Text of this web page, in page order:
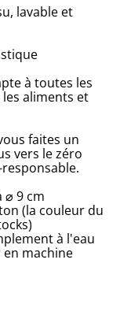
lavable et
à toutes les
aliments et
faites un
vers le zéro
⌀ 9 cm
(la couleur du
à l'eau
en machine